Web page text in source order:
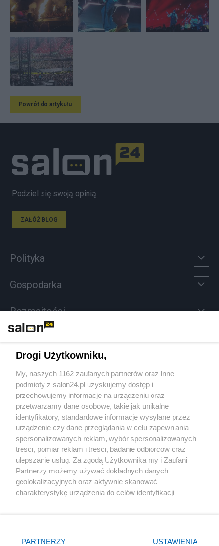
Powrót do artykułu
Podziel się swoją opinią
ZAŁÓŻ BLOG
Polityka
Gospodarka
Rozmaitości
Sport
Społeczeństwo
Kultura
X Facebook Instagram Youtube
Drogi Użytkowniku,
My, naszych 1162 zaufanych partnerów oraz inne
podmioty z salon24.pl uzyskujemy dostęp i
przechowujemy informacje na urządzeniu oraz
przetwarzamy dane osobowe, takie jak unikalne
identyfikatory, standardowe informacje wysyłane przez
urządzenie czy dane przeglądania w celu zapewniania
spersonalizowanych reklam, wybór spersonalizowanych
treści, pomiar reklam i treści, badanie odbiorców oraz
ulepszanie usług. Za zgodą Użytkownika my i Zaufani
Partnerzy możemy używać dokładnych danych
geolokalizacyjnych oraz aktywnie skanować
charakterystykę urządzenia do celów identyfikacji.
zmienić/wycofać klikając przycisk ustawień prywatności
PARTNERZY USTAWIENIA